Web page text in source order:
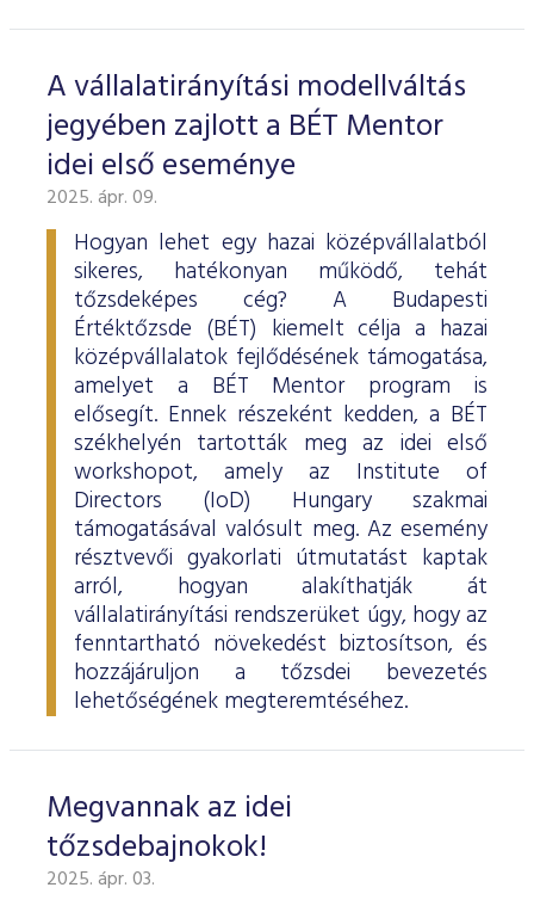
A vállalatirányítási modellváltás
jegyében zajlott a BÉT Mentor
idei első eseménye
2025. ápr. 09.
Hogyan lehet egy hazai középvállalatból
sikeres, hatékonyan működő, tehát
tőzsdeképes cég? A Budapesti
Értéktőzsde (BÉT) kiemelt célja a hazai
középvállalatok fejlődésének támogatása,
amelyet a BÉT Mentor program is
elősegít. Ennek részeként kedden, a BÉT
székhelyén tartották meg az idei első
workshopot, amely az Institute of
Directors (IoD) Hungary szakmai
támogatásával valósult meg. Az esemény
résztvevői gyakorlati útmutatást kaptak
arról, hogyan alakíthatják át
vállalatirányítási rendszerüket úgy, hogy az
fenntartható növekedést biztosítson, és
hozzájáruljon a tőzsdei bevezetés
lehetőségének megteremtéséhez.
Megvannak az idei
tőzsdebajnokok!
2025. ápr. 03.